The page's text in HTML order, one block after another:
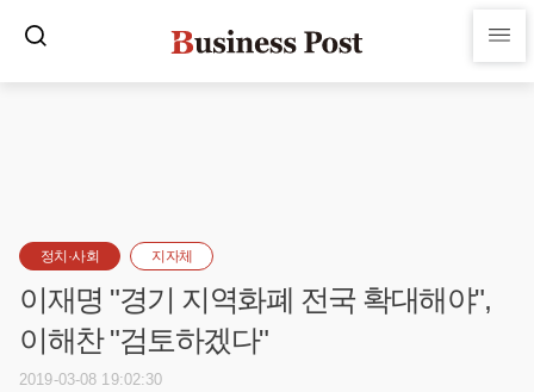
정치·사회 지자체
이재명 "경기 지역화폐 전국 확대해야",
이해찬 "검토하겠다"
2019-03-08 19:02:30